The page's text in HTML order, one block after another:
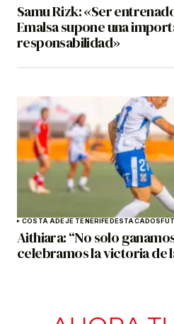
Samu Rizk: «Ser
Emalsa supone una
responsabilidad»
COSTA ADEJE TENERIFEDESTACADOS
Aithiara: “No solo
celebramos la victoria de